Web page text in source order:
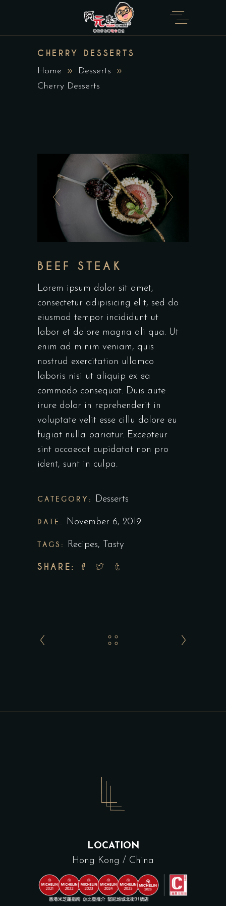
CHERRY DESSERTS
Home
Desserts
Cherry Desserts
BEEF STEAK
Lorem ipsum dolor sit amet,
consectetur adipisicing elit, sed do
eiusmod tempor incididunt ut
labor et dolore magna ali qua. Ut
enim ad minim veniam, quis
nostrud exercitation ullamco
laboris nisi ut aliquip ex ea
commodo consequat. Duis aute
irure dolor in reprehenderit in
voluptate velit esse cillu dolore eu
fugiat nulla pariatur. Excepteur
sint occaecat cupidatat non pro
ident, sunt in culpa.
CATEGORY: Desserts
DATE: November 6, 2019
TAGS: Recipes, Tasty
SHARE:
LOCATION
Hong Kong / China